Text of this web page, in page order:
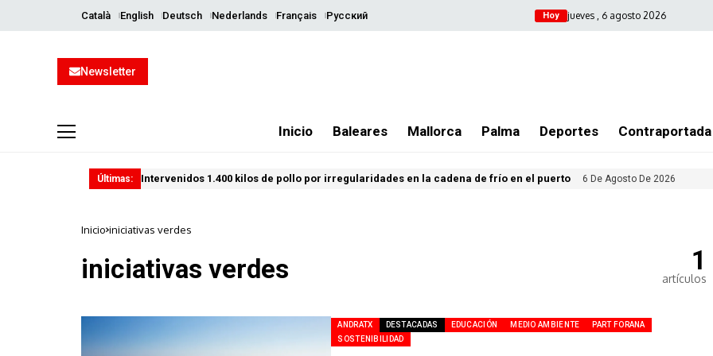
Català English Deutsch Nederlands Français Русский Hoy jueves , 6 agosto 2026
Newsletter
Inicio Baleares Mallorca Palma Deportes Contraportada
Últimas: Intervenidos 1.400 kilos de pollo por irregularidades en la cadena de frío en el puerto 6 De Agosto De 2026
Inicio iniciativas verdes
iniciativas verdes 1
artículos
ANDRATX DESTACADAS EDUCACIÓN MEDIO AMBIENTE
PART FORANA
SOSTENIBILIDAD